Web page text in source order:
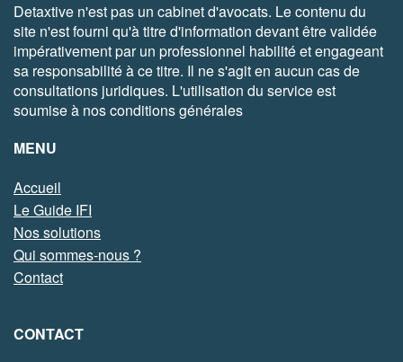
Detaxtive n'est pas un cabinet d'avocats. Le contenu du
site n'est fourni qu'à titre d'information devant être validée
impérativement par un professionnel habilité et engageant
sa responsabilité à ce titre. Il ne s'agit en aucun cas de
consultations juridiques. L'utilisation du service est
soumise à nos conditions générales
MENU
Accueil
Le Guide IFI
Nos solutions
Qui sommes-nous ?
Contact
CONTACT